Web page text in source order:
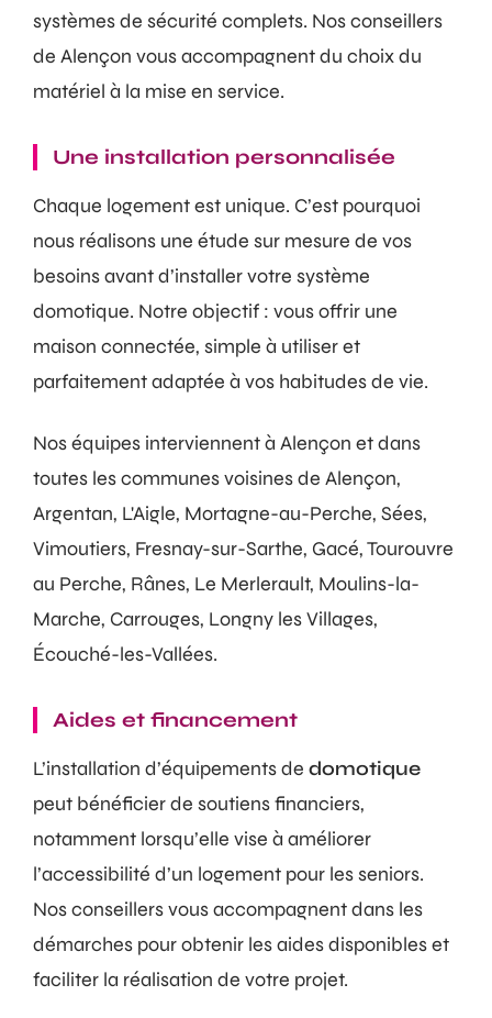
systèmes de sécurité complets. Nos conseillers
de Alençon vous accompagnent du choix du
matériel à la mise en service.
Une installation personnalisée
Chaque logement est unique. C’est pourquoi
nous réalisons une étude sur mesure de vos
besoins avant d’installer votre système
domotique. Notre objectif : vous offrir une
maison connectée, simple à utiliser et
parfaitement adaptée à vos habitudes de vie.
Nos équipes interviennent à Alençon et dans
toutes les communes voisines de Alençon,
Argentan, L'Aigle, Mortagne-au-Perche, Sées,
Vimoutiers, Fresnay-sur-Sarthe, Gacé, Tourouvre
au Perche, Rânes, Le Merlerault, Moulins-la-
Marche, Carrouges, Longny les Villages,
Écouché-les-Vallées.
Aides et financement
L’installation d’équipements de domotique
peut bénéficier de soutiens financiers,
notamment lorsqu’elle vise à améliorer
l’accessibilité d’un logement pour les seniors.
Nos conseillers vous accompagnent dans les
démarches pour obtenir les aides disponibles et
faciliter la réalisation de votre projet.